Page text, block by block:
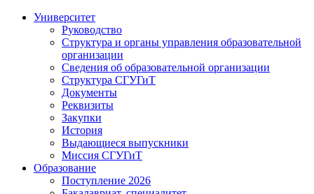
Университет
Руководство
Структура и органы управления образовательной
организации
Сведения об образовательной организации
Структура СГУГиТ
Документы
Реквизиты
Закупки
История
Выдающиеся выпускники
Миссия СГУГиТ
Образование
Поступление 2026